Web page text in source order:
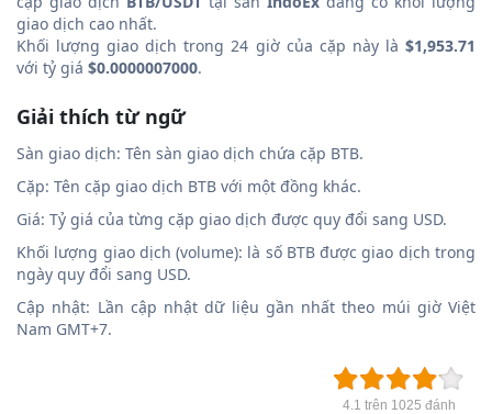
giao dịch cao nhất.
Khối lượng giao dịch trong 24 giờ của cặp này là $1,953.71
với tỷ giá $0.0000007000.
Giải thích từ ngữ
Sàn giao dịch: Tên sàn giao dịch chứa cặp BTB.
Cặp: Tên cặp giao dịch BTB với một đồng khác.
Giá: Tỷ giá của từng cặp giao dịch được quy đổi sang USD.
Khối lượng giao dịch (volume): là số BTB được giao dịch trong
ngày quy đổi sang USD.
Cập nhật: Lần cập nhật dữ liệu gần nhất theo múi giờ Việt
Nam GMT+7.
4.1 trên 1025 đánh